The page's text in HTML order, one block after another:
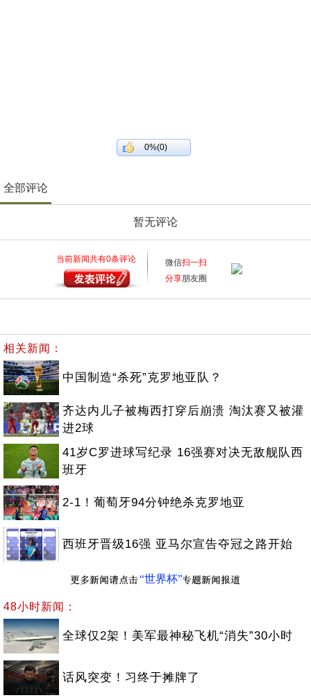
0%(0)
全部评论
暂无评论
当前新闻共有0条评论 微信扫一扫
分享朋友圈
相关新闻：
中国制造“杀死”克罗地亚队？
齐达内儿子被梅西打穿后崩溃 淘汰赛又被灌
进2球
41岁C罗进球写纪录 16强赛对决无敌舰队西
班牙
2-1！葡萄牙94分钟绝杀克罗地亚
西班牙晋级16强 亚马尔宣告夺冠之路开始
“世界杯”
48小时新闻：
全球仅2架！美军最神秘飞机“消失”30小时
话风突变！习终于摊牌了